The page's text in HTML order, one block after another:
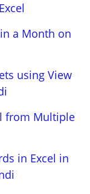
a Month on
using View
from Multiple
in Excel in